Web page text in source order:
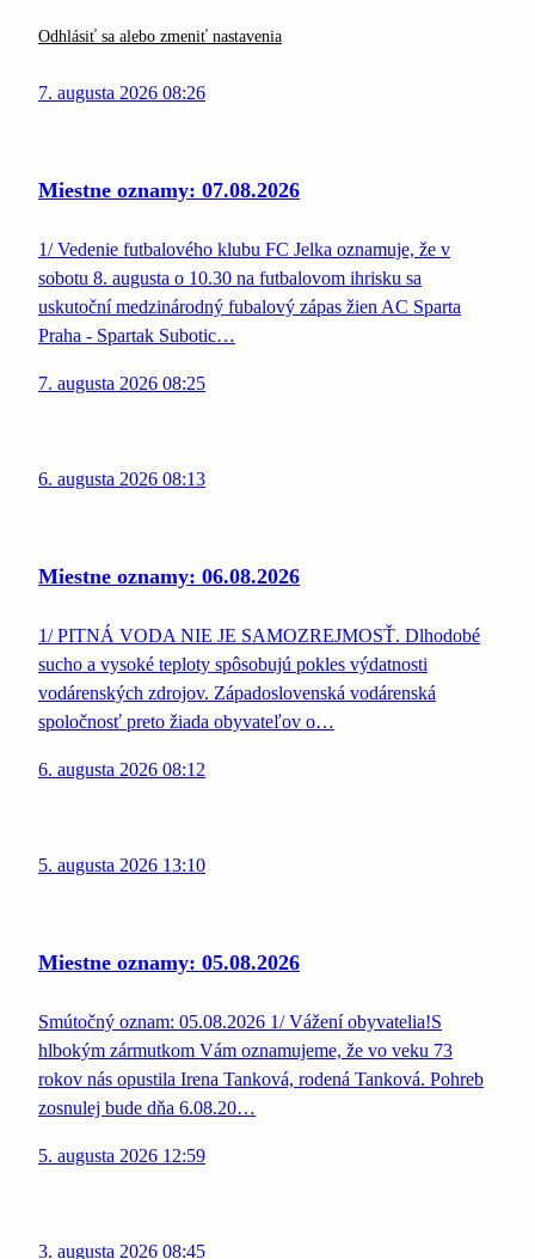
Odhlásiť sa alebo zmeniť nastavenia
7. augusta 2026 08:26
Miestne oznamy: 07.08.2026
1/ Vedenie futbalového klubu FC Jelka oznamuje, že v
sobotu 8. augusta o 10.30 na futbalovom ihrisku sa
uskutoční medzinárodný fubalový zápas žien AC Sparta
Praha - Spartak Subotic…
7. augusta 2026 08:25
6. augusta 2026 08:13
Miestne oznamy: 06.08.2026
1/ PITNÁ VODA NIE JE SAMOZREJMOSŤ. Dlhodobé
sucho a vysoké teploty spôsobujú pokles výdatnosti
vodárenských zdrojov. Západoslovenská vodárenská
spoločnosť preto žiada obyvateľov o…
6. augusta 2026 08:12
5. augusta 2026 13:10
Miestne oznamy: 05.08.2026
Smútočný oznam: 05.08.2026 1/ Vážení obyvatelia!S
hlbokým zármutkom Vám oznamujeme, že vo veku 73
rokov nás opustila Irena Tanková, rodená Tanková. Pohreb
zosnulej bude dňa 6.08.20…
5. augusta 2026 12:59
3. augusta 2026 08:45